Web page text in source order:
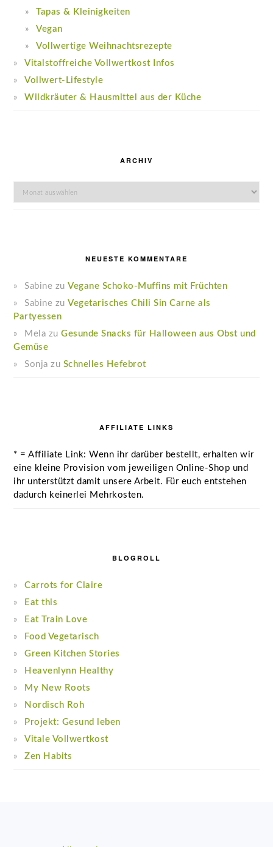
Tapas & Kleinigkeiten
Vegan
Vollwertige Weihnachtsrezepte
Vitalstoffreiche Vollwertkost Infos
Vollwert-Lifestyle
Wildkräuter & Hausmittel aus der Küche
ARCHIV
NEUESTE KOMMENTARE
Sabine zuVegane Schoko-Muffins mit Früchten
Sabine zuVegetarisches Chili Sin Carne als
Partyessen
Mela zuGesunde Snacks für Halloween aus Obst und
Gemüse
Sonja zu Schnelles Hefebrot
AFFILIATE LINKS
* = Affiliate Link: Wenn ihr darüber bestellt, erhalten wir
eine kleine Provision vom jeweiligen Online-Shop und
ihr unterstützt damit unsere Arbeit. Für euch entstehen
dadurch keinerlei Mehrkosten.
BLOGROLL
Carrots for Claire
Eat this
Eat Train Love
Food Vegetarisch
Green Kitchen Stories
Heavenlynn Healthy
My New Roots
Nordisch Roh
Projekt: Gesund leben
Vitale Vollwertkost
Zen Habits